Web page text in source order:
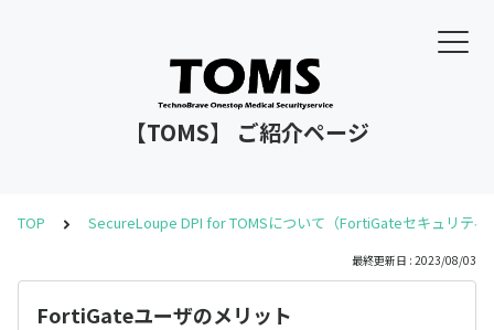
【TOMS】 ご紹介ページ
TOP SecureLoupe DPI for TOMSについて（FortiGateセキュリティ
最終更新日 : 2023/08/03
FortiGateユーザのメリット